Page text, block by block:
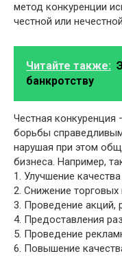
метод конкуренции
честной или
Читайте также:
банкротству
Честная конкуренция
борьбы
нарушая при этом
бизнеса. Например,
1. Улучшение
2. Снижение торговых
3. Проведение акций,
4. Предоставления
5. Проведение
6. Повышение